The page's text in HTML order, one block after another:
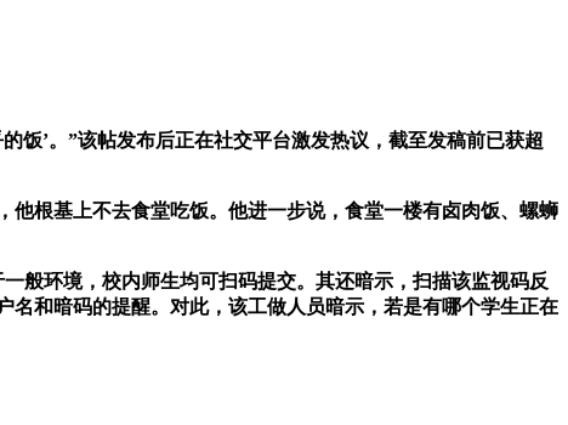
’。”该帖发布后正在社交平台激发热议，截至发稿前已获超
根基上不去食堂吃饭。他进一步说，食堂一楼有卤肉饭、螺蛳
环境，校内师生均可扫码提交。其还暗示，扫描该监视码反
和暗码的提醒。对此，该工做人员暗示，若是有哪个学生正在